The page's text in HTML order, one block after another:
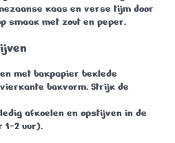
kaas en verse tijm door
smaak met zout en peper.
met bakpapier beklede
bakvorm. Strijk de
afkoelen en opstijven in de
1-2 uur).